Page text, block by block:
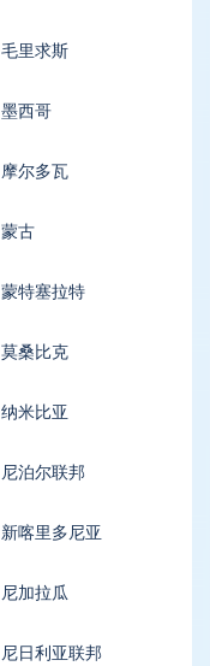
毛里求斯
墨西哥
摩尔多瓦
蒙古
蒙特塞拉特
莫桑比克
纳米比亚
尼泊尔联邦
新喀里多尼亚
尼加拉瓜
尼日利亚联邦